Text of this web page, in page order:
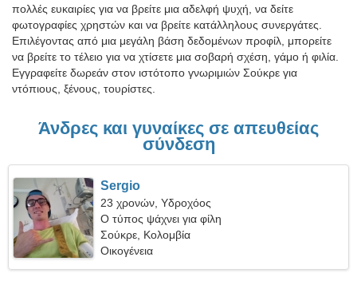
πολλές ευκαιρίες για να βρείτε μια αδελφή ψυχή, να δείτε
φωτογραφίες χρηστών και να βρείτε κατάλληλους συνεργάτες.
Επιλέγοντας από μια μεγάλη βάση δεδομένων προφίλ, μπορείτε
να βρείτε το τέλειο για να χτίσετε μια σοβαρή σχέση, γάμο ή φιλία.
Εγγραφείτε δωρεάν στον ιστότοπο γνωριμιών Σούκρε για
ντόπιους, ξένους, τουρίστες.
Άνδρες και γυναίκες σε απευθείας
σύνδεση
Sergio
23 χρονών, Υδροχόος
Ο τύπος ψάχνει για φίλη
Σούκρε, Κολομβία
Οικογένεια